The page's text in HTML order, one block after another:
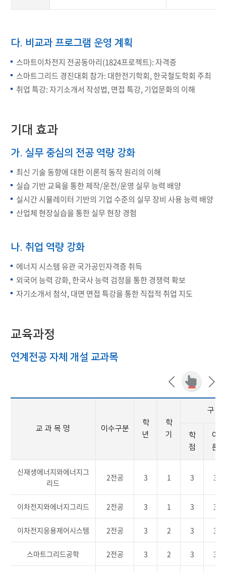
다. 비교과 프로그램 운영 계획
스마트이차전지 전공동아리(1824프로젝트): 자격증
스마트그리드 경진대회 참가: 대한전기학회, 한국철도학회 주최
취업 특강: 자기소개서 작성법, 면접 특강, 기업문화의 이해
기대 효과
가. 실무 중심의 전공 역량 강화
최신 기술 동향에 대한 이론적 동작 원리의 이해
실습 기반 교육을 통한 제작/운전/운영 실무 능력 배양
실시간 시뮬레이터 기반의 기업 수준의 실무 장비 사용 능력 배양
산업체 현장실습을 통한 실무 현장 경험
나. 취업 역량 강화
에너지 시스템 유관 국가공인자격증 취득
외국어 능력 강화, 한국사 능력 검정을 통한 경쟁력 확보
자기소개서 첨삭, 대면 면접 특강을 통한 직접적 취업 지도
교육과정
연계전공 자체 개설 교과목
교 과 목 명 이수구분
학
년
학
기
구 성
학
점
이
론
신재생에너지와에너지그
리드
2전공 3 1 3 3
이차전지와에너지그리드 2전공 3 1 3 3
이차전지응용제어시스템 2전공 3 2 3 3
스마트그리드공학 2전공 3 2 3 3